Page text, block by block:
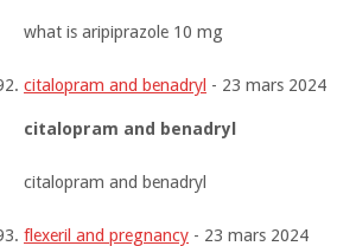
what is aripiprazole 10 mg
citalopram and benadryl - 23 mars 2024
citalopram and benadryl
citalopram and benadryl
flexeril and pregnancy - 23 mars 2024